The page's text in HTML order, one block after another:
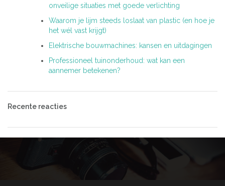
onveilige situaties met goede verlichting
Waarom je lijm steeds loslaat van plastic (en hoe je
het wél vast krijgt)
Elektrische bouwmachines: kansen en uitdagingen
Professioneel tuinonderhoud: wat kan een
aannemer betekenen?
Recente reacties